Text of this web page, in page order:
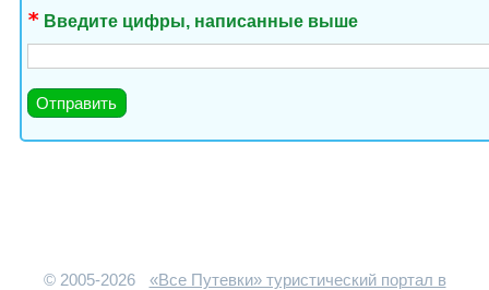
Введите цифры, написанные выше
© 2005-2026
«Все Путевки» туристический портал в